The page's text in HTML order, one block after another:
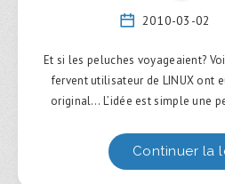
2010-03-02
Et si les peluches voyageaient?
fervent utilisateur de LINUX ont
original… L’idée est simple une
Continuer la